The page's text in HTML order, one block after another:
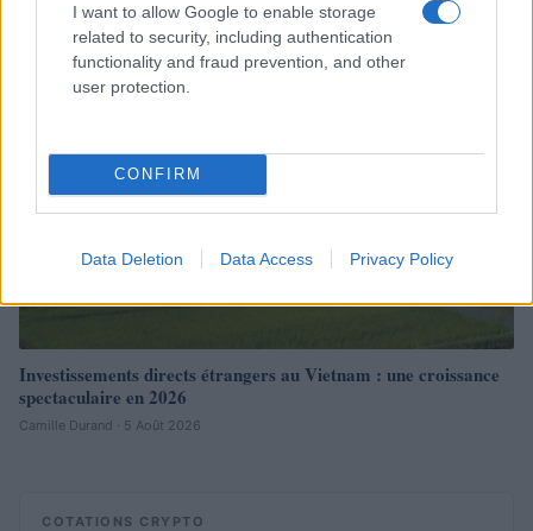
I want to allow Google to enable storage
related to security, including authentication
functionality and fraud prevention, and other
user protection.
CONFIRM
Data Deletion Data Access Privacy Policy
FINANCEMENT
Investissements directs étrangers au Vietnam : une croissance
spectaculaire en 2026
Camille Durand · 5 Août 2026
COTATIONS CRYPTO